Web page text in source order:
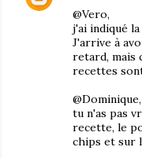
@Vero,
j'ai indiqué
J'arrive à
retard, mais
recettes
@Dominique,
tu n'as pas
recette, le
chips et sur